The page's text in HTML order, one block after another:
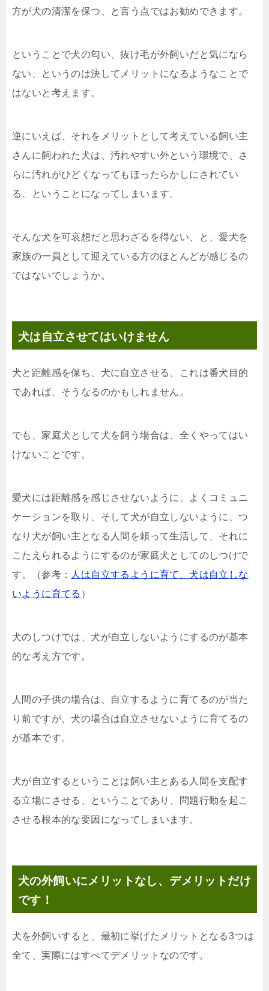
方が犬の清潔を保つ、と言う点ではお勧めできます。
ということで犬の匂い、抜け毛が外飼いだと気になら
ない、というのは決してメリットになるようなことで
はないと考えます。
逆にいえば、それをメリットとして考えている飼い主
さんに飼われた犬は、汚れやすい外という環境で、さ
らに汚れがひどくなってもほったらかしにされてい
る、ということになってしまいます。
そんな犬を可哀想だと思わざるを得ない、と、愛犬を
家族の一員として迎えている方のほとんどが感じるの
ではないでしょうか。
犬は自立させてはいけません
犬と距離感を保ち、犬に自立させる、これは番犬目的
であれば、そうなるのかもしれません。
でも、家庭犬として犬を飼う場合は、全くやってはい
けないことです。
愛犬には距離感を感じさせないように、よくコミュニ
ケーションを取り、そして犬が自立しないように、つ
なり犬が飼い主となる人間を頼って生活して、それに
こたえられるようにするのが家庭犬としてのしつけで
す。（参考： 人は自立するように育て、犬は自立しな
いように育てる ）
犬のしつけでは、犬が自立しないようにするのが基本
的な考え方です。
人間の子供の場合は、自立するように育てるのが当た
り前ですが、犬の場合は自立させないように育てるの
が基本です。
犬が自立するということは飼い主とある人間を支配す
る立場にさせる、ということであり、問題行動を起こ
させる根本的な要因になってしまいます。
犬の外飼いにメリットなし、デメリットだけ
です！
犬を外飼いすると、最初に挙げたメリットとなる3つは
全て、実際にはすべてデメリットなのです。